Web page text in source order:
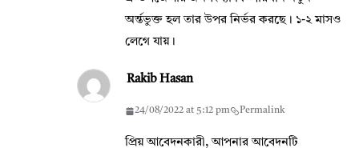
অর্ন্তভুক্ত হল তার উপর নির্ভর করছে। ১-২ মাসও
লেগে যায়।
Rakib Hasan
24/08/2022 at 5:12 pm Permalink
প্রিয় আবেদনকারী, আপনার আবেদনটি